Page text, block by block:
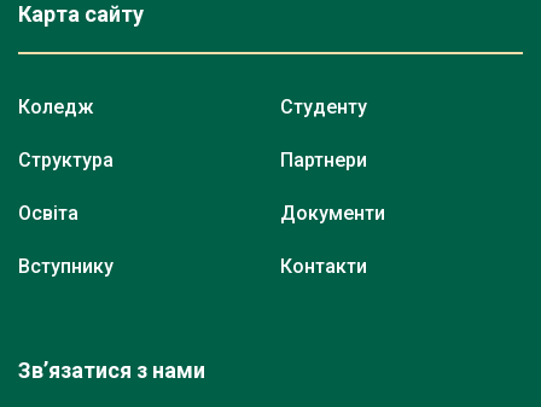
Карта сайту
Коледж
Структура
Освіта
Вступнику
Студенту
Партнери
Документи
Контакти
Зв’язатися з нами